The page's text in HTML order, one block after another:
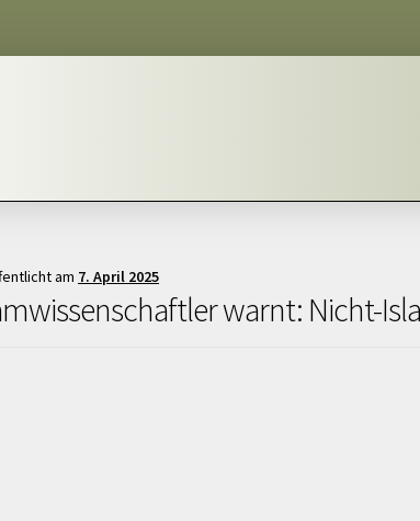
am 7. April 2025
warnt: Nicht-